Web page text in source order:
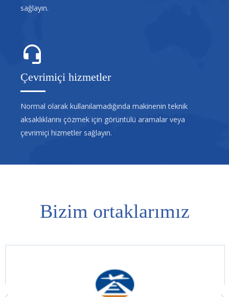
sağlayın.
Çevrimiçi hizmetler
Normal olarak kullanılamadığında makinenin teknik
aksaklıklarını çözmek için görüntülü aramalar veya
çevrimiçi hizmetler sağlayın.
Bizim ortaklarımız